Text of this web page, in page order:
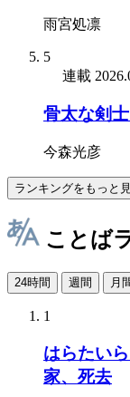
雨宮処凛
5
連載
骨太な剣
今森光彦
ランキングをもっと
ことば
24時間 週間 月
1
はらたい
家、死去